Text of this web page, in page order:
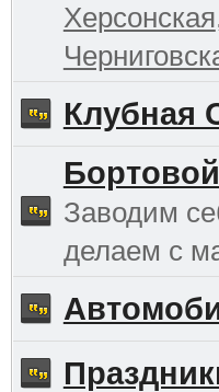
Херсонская
Клубная
Заводим
делаем с